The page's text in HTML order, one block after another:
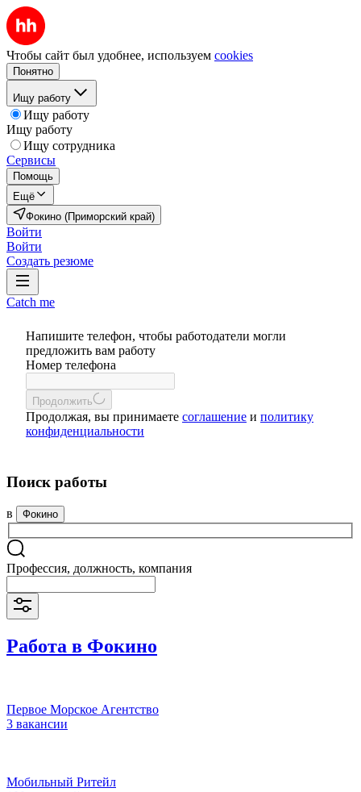
Чтобы сайт был удобнее, используем cookies
Понятно
Ищу работу
Ищу работу
Ищу работу
Ищу сотрудника
Сервисы
Помощь
Ещё
Фокино (Приморский край)
Войти
Войти
Создать резюме
Catch me
Напишите телефон, чтобы работодатели могли
предложить вам работу
Номер телефона
Продолжить
Продолжая, вы принимаете соглашение и политику
конфиденциальности
Поиск работы
в Фокино
Профессия, должность, компания
Работа в Фокино
Первое Морское Агентство
3 вакансии
Мобильный Ритейл